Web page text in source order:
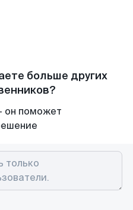
больше других
он поможет